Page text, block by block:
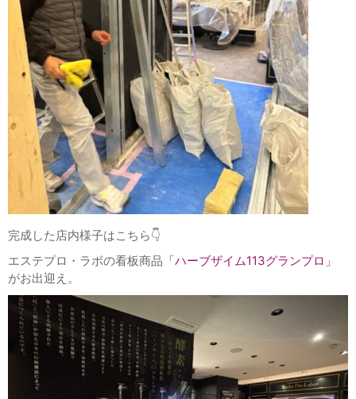
完成した店内様子はこちら👇
エステプロ・ラボの看板商品 「ハーブザイム113グランプロ 」
がお出迎え。